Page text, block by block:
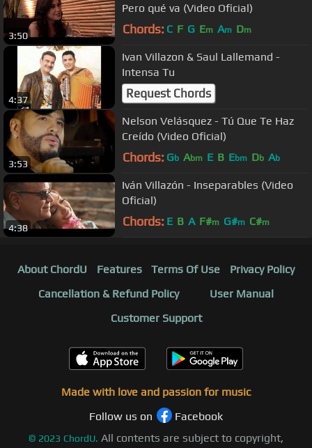
3:50
Pero qué va (Video Oficial)
Chords: C F G Em Am Dm
4:37
Ivan Villazon & Saul Lallemand -
Intensa Tu
Request Chords
3:53
Nelson Velásquez - Tú Que Te Haz
Creído (Video Oficial)
Chords: Gb Abm E B Ebm Db Ab
4:38
Iván Villazón - Inseparables (Video
Oficial)
Chords: E B A F#m G#m C#m
About ChordU Features Terms Of Use
Privacy Policy
Cancellation & Refund Policy
User Manual
Customer Support
Made with love and passion for music
Follow us on
Facebook
© 2023 ChordU. All contents are subject to copyright,